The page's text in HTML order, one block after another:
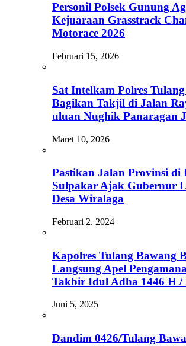
Personil Polsek Gunung
Kejuaraan Grasstrack
Motorace 2026
Februari 15, 2026
Sat Intelkam Polres
Bagikan Takjil di Jalan
uluan Nughik Panaragan
Maret 10, 2026
Pastikan Jalan Provinsi di
Sulpakar Ajak Gubernur
Desa Wiralaga
Februari 2, 2024
Kapolres Tulang Bawang
Langsung Apel
Takbir Idul Adha 1446 H /
Juni 5, 2025
Dandim 0426/Tulang